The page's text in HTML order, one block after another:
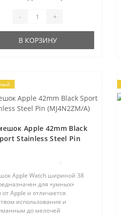
- +
В КОРЗИНУ
Apple 42mm Black
Stainless Steel Pin
Apple Watch шириной 38
для «умных»
от Apple и отличается
использования и
до мелочей